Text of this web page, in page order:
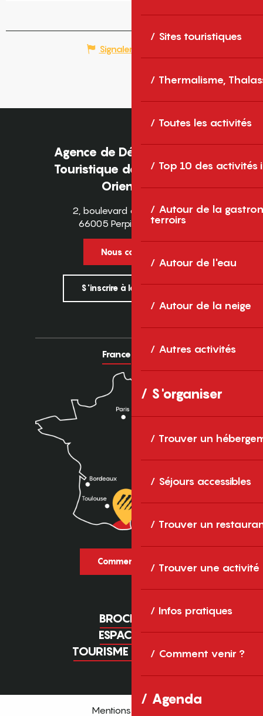
Sites touristiques
Thermalisme,
Toutes les activités
Top 10 des activités
Autour de la
terroirs
Autour de l'eau
Autour de la neige
Autres activités
S'organiser
Trouver un
Séjours accessibles
Trouver un
Trouver une activité
Infos pratiques
Comment venir ?
Agenda
Signaler une erreur
Agence de Développement
Touristique des Pyrénées-
Orientales
2, boulevard des Pyrénées
66005 Perpignan Cedex
Nous contacter
S'inscrire à la newsletter
France Europe
Comment venir ?
BROCHURES
ESPACE PRO
TOURISME D'AFFAIRES
Mentions légales